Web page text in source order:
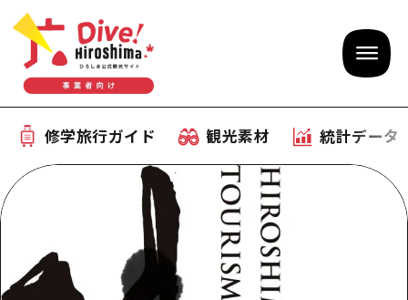
修学旅行ガイド 観光素材 統計データ
修学旅行ガイド
テーマで学ぶ広島
体験型学習プログラム
おすすめモデルコース
観光素材
旅行会社様向け観光素材
観光素材
統計データ